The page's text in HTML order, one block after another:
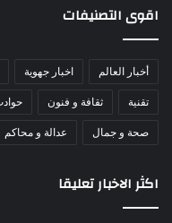
اقوى التصنيفات
أخبار العالم اخبار جهوية
تقنية ثقافة و فنون
صحة و جمال عدالة و محاكم
اكثر الاخبار تعليقا